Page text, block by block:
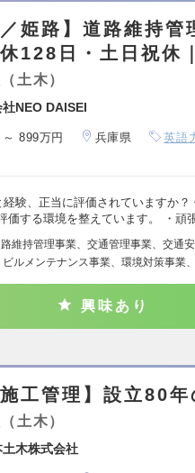
／姫路】道路維持
128日・土日祝休
土木）
NEO DAISEI
899万円 兵庫県 英語
験、正当に評価されていますか
価する環境を整えています。 ・頑
維持管理事業、交通管理事業、交通
ビルメンテナンス事業、環境対策事業
興味あり
施工管理】設立80
土木）
土木株式会社